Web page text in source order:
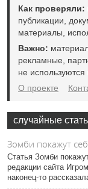
Как проверяли:
публикации,
материалы,
Важно:
рекламные,
не используются
О проекте
случайные
Зомби покажут
Статья Зомби
редакции сайта
наконец-то